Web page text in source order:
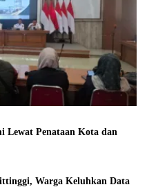
Lewat Penataan Kota dan
Warga Keluhkan Data